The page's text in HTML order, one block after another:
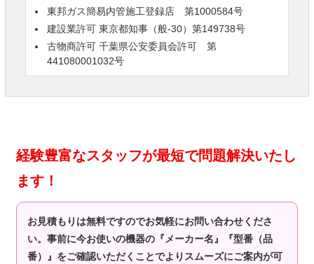
東邦ガス簡易内管施工登録店 第1000584号
建設業許可 東京都知事（般-30）第149738号
古物商許可 千葉県公安委員会許可 第
441080001032号
経験豊富なスタッフが最短で問題解決いたし
ます！
お見積もりは無料ですのでお気軽にお問い合わせくださ
い。事前に今お使いの機器の『メーカー名』『型番（品
番）』をご確認いただくことでよりスムーズにご案内が可